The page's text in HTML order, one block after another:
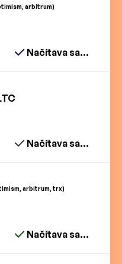
arbitrum)
Načítava sa...
Načítava sa...
arbitrum, trx)
Načítava sa...